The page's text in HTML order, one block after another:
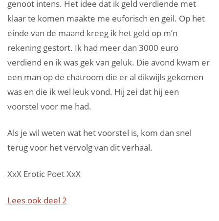
genoot intens. Het idee dat ik geld verdiende met
klaar te komen maakte me euforisch en geil. Op het
einde van de maand kreeg ik het geld op m’n
rekening gestort. Ik had meer dan 3000 euro
verdiend en ik was gek van geluk. Die avond kwam er
een man op de chatroom die er al dikwijls gekomen
was en die ik wel leuk vond. Hij zei dat hij een
voorstel voor me had.
Als je wil weten wat het voorstel is, kom dan snel
terug voor het vervolg van dit verhaal.
XxX Erotic Poet XxX
Lees ook deel 2